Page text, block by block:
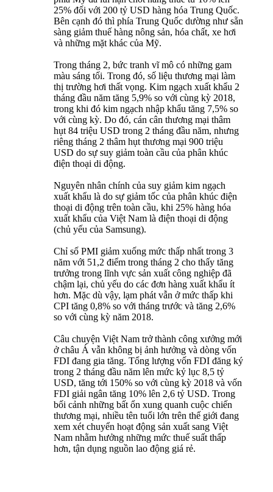
25% đối với 200 tỷ USD hàng hóa Trung Quốc.
Bên cạnh đó thì phía Trung Quốc dường như sẵn
sàng giảm thuế hàng nông sản, hóa chất, xe hơi
và những mặt khác của Mỹ.
Trong tháng 2, bức tranh vĩ mô có những gam
màu sáng tối. Trong đó, số liệu thương mại làm
thị trường hơi thất vọng. Kim ngạch xuất khẩu 2
tháng đầu năm tăng 5,9% so với cùng kỳ 2018,
trong khi đó kim ngạch nhập khẩu tăng 7,5% so
với cùng kỳ. Do đó, cán cân thương mại thâm
hụt 84 triệu USD trong 2 tháng đầu năm, nhưng
riêng tháng 2 thâm hụt thương mại 900 triệu
USD do sự suy giảm toàn cầu của phân khúc
điện thoại di động.
Nguyên nhân chính của suy giảm kim ngạch
xuất khẩu là do sự giảm tốc của phân khúc điện
thoại di động trên toàn cầu, khi 25% hàng hóa
xuất khẩu của Việt Nam là điện thoại di động
(chủ yếu của Samsung).
Chỉ số PMI giảm xuống mức thấp nhất trong 3
năm với 51,2 điểm trong tháng 2 cho thấy tăng
trưởng trong lĩnh vực sản xuất công nghiệp đã
chậm lại, chủ yếu do các đơn hàng xuất khẩu ít
hơn. Mặc dù vậy, lạm phát vẫn ở mức thấp khi
CPI tăng 0,8% so với tháng trước và tăng 2,6%
so với cùng kỳ năm 2018.
Câu chuyện Việt Nam trở thành công xưởng mới
ở châu Á vẫn không bị ảnh hưởng và dòng vốn
FDI đang gia tăng. Tổng lượng vốn FDI đăng ký
trong 2 tháng đầu năm lên mức kỷ lục 8,5 tỷ
USD, tăng tới 150% so với cùng kỳ 2018 và vốn
FDI giải ngân tăng 10% lên 2,6 tỷ USD. Trong
bối cảnh những bất ổn xung quanh cuộc chiến
thương mại, nhiều tên tuổi lớn trên thế giới đang
xem xét chuyển hoạt động sản xuất sang Việt
Nam nhằm hưởng những mức thuế suất thấp
hơn, tận dụng nguồn lao động giá rẻ.